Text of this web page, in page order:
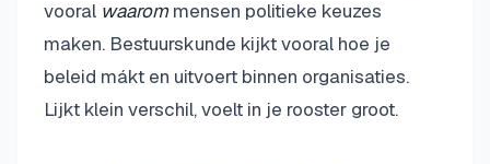
vooral waarommensen politieke keuzes
maken. Bestuurskunde kijkt vooral hoe je
beleid mákt en uitvoert binnen organisaties.
Lijkt klein verschil, voelt in je rooster groot.